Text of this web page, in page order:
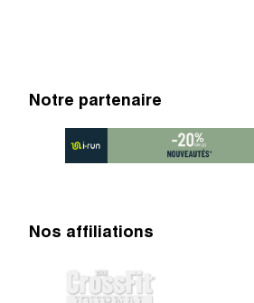
Notre partenaire
Nos affiliations